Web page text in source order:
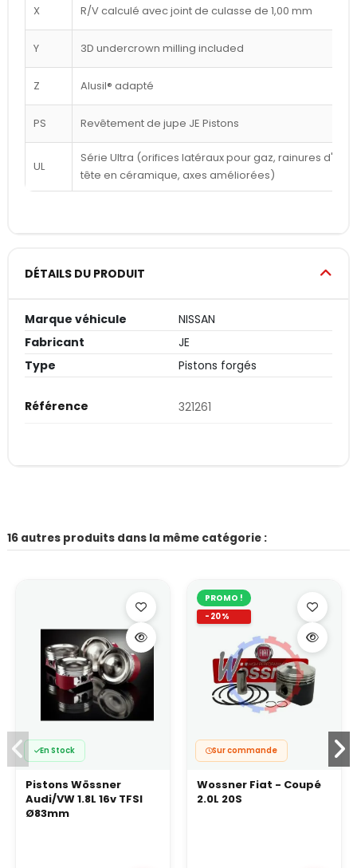
X R/V calculé avec joint de culasse de 1,00 mm
Y 3D undercrown milling included
Z Alusil® adapté
PS Revêtement de jupe JE Pistons
UL
Série Ultra (orifices latéraux pour gaz, rainures
tête en céramique, axes améliorées)
DÉTAILS DU PRODUIT
Marque véhicule
NISSAN
Fabricant
JE
Type
Pistons forgés
Référence 321261
16 autres produits dans la même catégorie :
En Stock
Pistons Wössner
Audi/VW 1.8L 16v TFSI
Ø83mm
PROMO !
-20%
Sur commande
Wossner Fiat - Coupé
2.0L 20S